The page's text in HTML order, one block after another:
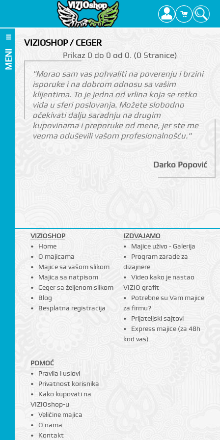
MENI
VIZIOSHOP / CEGER
Prikаz 0 do 0 оd 0. (0 Strаnicе)
"Morao sam vas pohvaliti na poverenju i brzini
isporuke i na dobrom odnosu sa vašim
klijentima. To je jedna od vrlina koja se retko
viđa u sferi poslovanja. Možete slobodno
očekivati dalju saradnju na drugim
kupovinama i preporuke od mene, jer ste me
veoma oduševili vašom profesionalnošću."
Darko Popović
VIZIOSHOP
Home
O majicama
Majice sa vašom slikom
Majica sa natpisom
Ceger sa željenom slikom
Blog
Besplatna registracija
IZDVAJAMO
Majice uživo - Galerija
Program zarade za
dizajnere
Video kako je nastao
VIZIO grafit
Potrebne su Vam majice
za firmu?
Prijateljski sajtovi
Express majice (za 48h
kod vas)
POMOĆ
Pravila i uslovi
Privatnost korisnika
Kako kupovati na
VIZIOshop-u
Veličine majica
O nama
Kontakt